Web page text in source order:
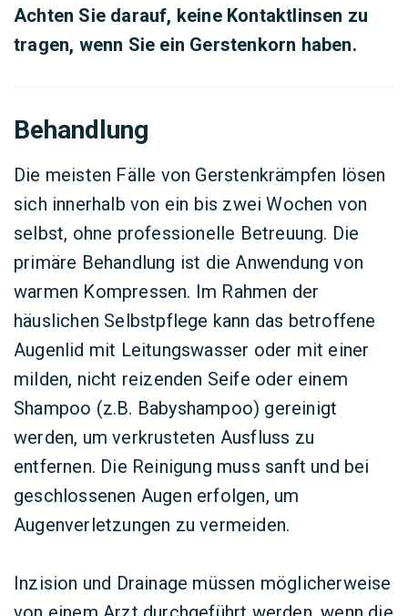
Achten Sie darauf, keine Kontaktlinsen zu
tragen, wenn Sie ein Gerstenkorn haben.
Behandlung
Die meisten Fälle von Gerstenkrämpfen lösen
sich innerhalb von ein bis zwei Wochen von
selbst, ohne professionelle Betreuung. Die
primäre Behandlung ist die Anwendung von
warmen Kompressen. Im Rahmen der
häuslichen Selbstpflege kann das betroffene
Augenlid mit Leitungswasser oder mit einer
milden, nicht reizenden Seife oder einem
Shampoo (z.B. Babyshampoo) gereinigt
werden, um verkrusteten Ausfluss zu
entfernen. Die Reinigung muss sanft und bei
geschlossenen Augen erfolgen, um
Augenverletzungen zu vermeiden.
Inzision und Drainage müssen möglicherweise